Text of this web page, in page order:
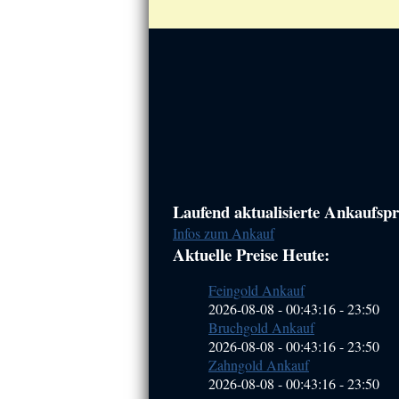
Haupt-
Sidebar
(Primary)
Laufend aktualisierte
Infos zum Ankauf
Aktuelle Preise Heute:
Feingold Ankauf
2026-08-08 - 00:43:16-23:50
Bruchgold Ankauf
2026-08-08 - 00:43:16-23:50
Zahngold Ankauf
2026-08-08 - 00:43:16-23:50